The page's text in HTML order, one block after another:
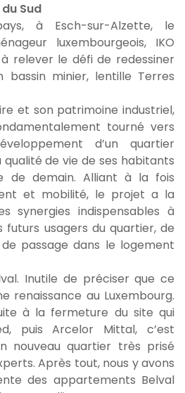
Sud
à Esch-sur-Alzette, le
luxembourgeois, IKO
à relever le défi de redessiner
bassin minier, lentille Terres
et son patrimoine industriel,
tourné vers
d’un quartier
de vie de ses habitants
de demain. Alliant à la fois
et mobilité, le projet a la
synergies indispensables à
futurs usagers du quartier, de
passage dans le logement
Inutile de préciser que ce
renaissance au Luxembourg.
à la fermeture du site qui
puis Arcelor Mittal, c’est
nouveau quartier très prisé
Après tout, nous y avons
des appartements Belval